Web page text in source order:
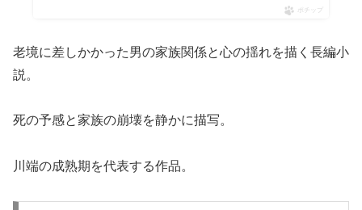
ポチップ
老境に差しかかった男の家族関係と心の揺れを描く長編小
説。
死の予感と家族の崩壊を静かに描写。
川端の成熟期を代表する作品。